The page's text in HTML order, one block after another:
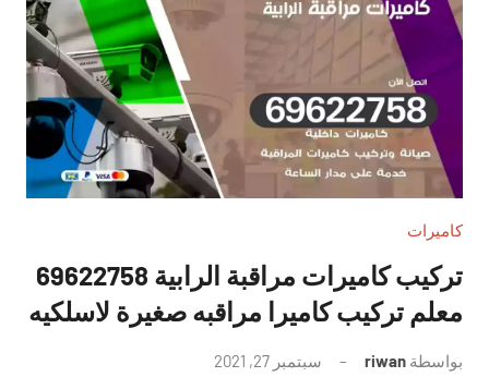
كاميرات
تركيب كاميرات مراقبة الرابية 69622758
معلم تركيب كاميرا مراقبه صغيرة لاسلكيه
بواسطة riwan سبتمبر 27, 2021